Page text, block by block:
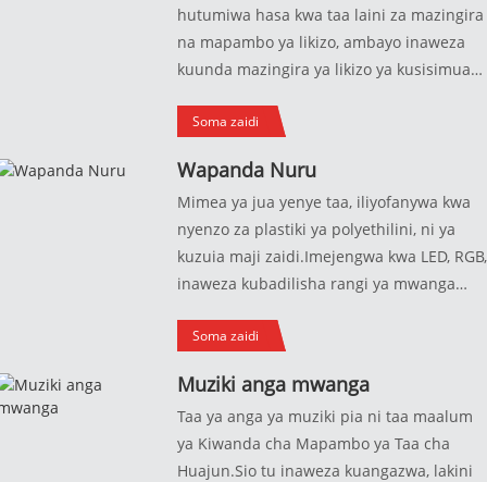
hutumiwa hasa kwa taa laini za mazingira
na mapambo ya likizo, ambayo inaweza
kuunda mazingira ya likizo ya kusisimua
athari za taa maalum na njia za udhibiti.
Soma zaidi
Wapanda Nuru
Mimea ya jua yenye taa, iliyofanywa kwa
nyenzo za plastiki ya polyethilini, ni ya
kuzuia maji zaidi.Imejengwa kwa LED, RGB,
inaweza kubadilisha rangi ya mwanga
Soma zaidi
Muziki anga mwanga
Taa ya anga ya muziki pia ni taa maalum
ya Kiwanda cha Mapambo ya Taa cha
Huajun.Sio tu inaweza kuangazwa, lakini